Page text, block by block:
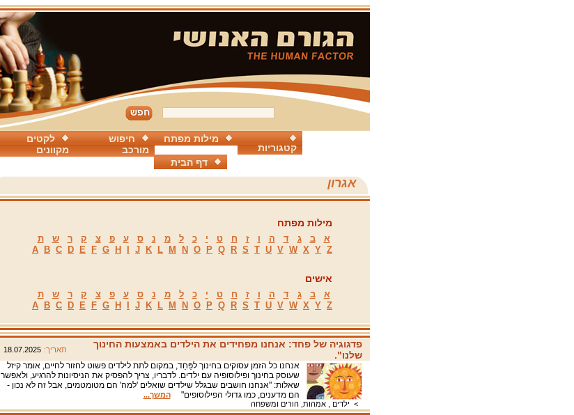
לקטים
מקוונים
חיפוש
מורכב
מילות מפתח
קטגוריות
דף הבית
אגרון
מילות מפתח
א ב ג ד ה ו ז ח ט י כ ל מ נ ס ע פ צ ק ר ש
ת
A
B C D E F G H J K L M N O P Q R S T U V W X Y Z
אישים
א ב ג ד ה ו ז ח ט י כ ל מ נ ס ע פ צ ק ר ש
ת
A
B C D E F G H J K L M N O P Q R S T U V W X Y Z
פדגוגיה של פחד: אנחנו מפחידים את הילדים באמצעות החינוך
שלנו".
תאריך: 18.07.2025
אנחנו כל הזמן עסוקים בחינוך לפַּחַד, במקום לתת לילדים פשוט לחזור לחיים, אומר קיזל
שעוסק בחינוך ופילוסופיה עם ילדים. לדבריו, צריך להפסיק את הניסיונות להרגיע, ולאפשר
שאלות: "אנחנו חושבים שבגלל שילדים שואלים 'למה' הם מטומטמים, אבל זה לא נכון -
הם מדענים, כמו גדולי הפילוסופים"המשך...
> ילדים , אמהות, הורים ומשפחה